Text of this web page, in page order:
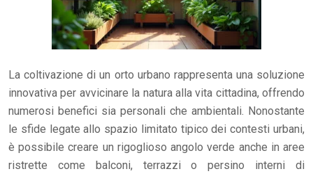
La coltivazione di un orto urbano rappresenta una soluzione
innovativa per avvicinare la natura alla vita cittadina, offrendo
numerosi benefici sia personali che ambientali. Nonostante
le sfide legate allo spazio limitato tipico dei contesti urbani,
è possibile creare un rigoglioso angolo verde anche in aree
ristrette come balconi, terrazzi o persino interni di